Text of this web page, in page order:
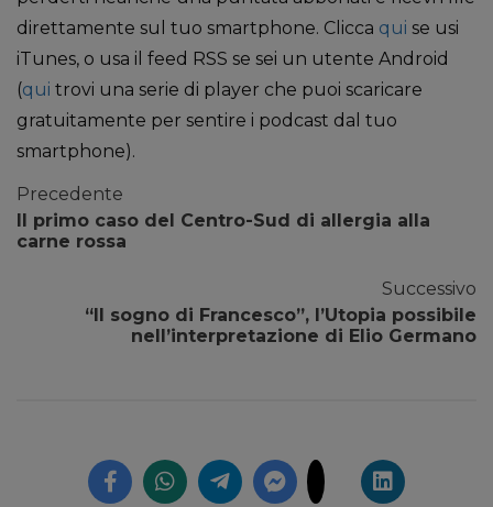
direttamente sul tuo smartphone. Clicca qui se usi
iTunes, o usa il feed RSS se sei un utente Android
(qui trovi una serie di player che puoi scaricare
gratuitamente per sentire i podcast dal tuo
smartphone).
Precedente
Il primo caso del Centro-Sud di allergia alla
carne rossa
Successivo
“Il sogno di Francesco”, l’Utopia possibile
nell’interpretazione di Elio Germano